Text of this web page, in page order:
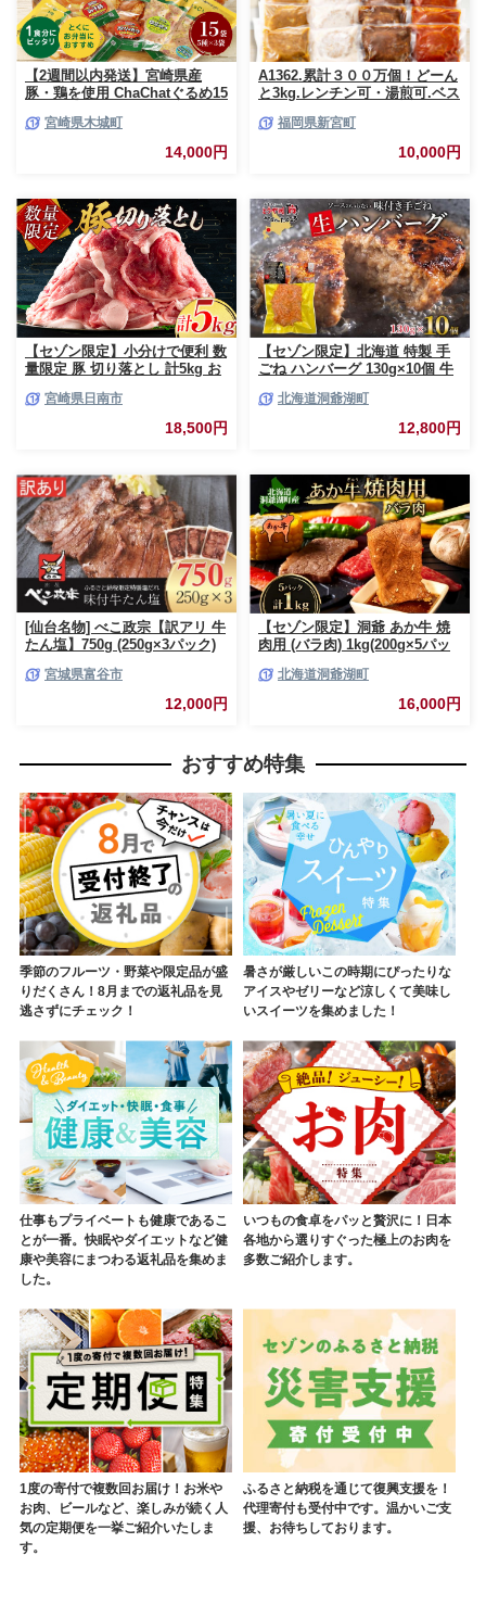
【2週間以内発送】宮崎県産
豚・鶏を使用 ChaChatぐるめ15
_K16_0040_4
宮崎県木城町
14,000円
A1362.累計３００万個！どーん
と3kg.レンチン可・湯煎可.ベス
【150g×20個】【訳あり】【北
海道・沖縄・離島へ配送不可】
福岡県新宮町
10,000円
【セゾン限定】小分けで便利 数
量限定 豚 切り落とし 計5kg お
空パック 個包装 万能食材 おす
すめ おかず 食品 炒め物 お弁当
豚丼 豚しゃぶ しゃぶしゃぶ 焼
贈答 プレゼント おすそ分け 宮
崎県 日南市 送料無料_CCV2-26
宮崎県日南市
18,500円
【セゾン限定】北海道 特製 手
ごね ハンバーグ 130g×10個 牛
肉屋 手作り 小分け ジューシー
おかず 本格的 簡単 調理 グルメ
お取り寄せ お肉屋 たどころ 送
北海道洞爺湖町
12,800円
[仙台名物] べこ政宗【訳アリ 牛
たん塩】750g (250g×3パック)
[0256]宮城県富谷市
12,000円
【セゾン限定】洞爺 あか牛 焼
肉用 (バラ肉) 1kg(200g×5パッ
ーベキュー おうち焼肉 BBQ ジ
ューシー ヘルシー 赤身本来の
北海道洞爺湖町
16,000円
おすすめ特集
季節のフルーツ・野菜や限定品が盛
りだくさん！8月までの返礼品を見
逃さずにチェック！
暑さが厳しいこの時期にぴったりな
アイスやゼリーなど涼しくて美味し
いスイーツを集めました！
仕事もプライベートも健康であるこ
とが一番。快眠やダイエットなど健
康や美容にまつわる返礼品を集めま
した。
いつもの食卓をパッと贅沢に！日本
各地から選りすぐった極上のお肉を
多数ご紹介します。
1度の寄付で複数回お届け！お米や
お肉、ビールなど、楽しみが続く人
気の定期便を一挙ご紹介いたしま
す。
ふるさと納税を通じて復興支援を！
代理寄付も受付中です。温かいご支
援、お待ちしております。